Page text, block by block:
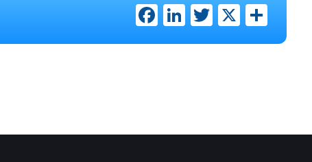
Facebook
LinkedIn
Twitter
X